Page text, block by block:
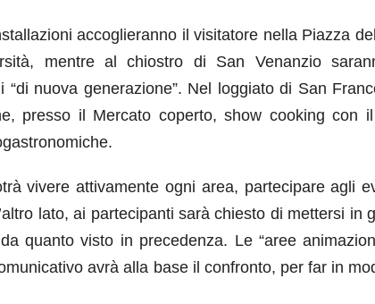
accoglieranno il visitatore nella Piazza
mentre al chiostro di San Venanzio
“di nuova generazione”. Nel loggiato di San
presso il Mercato coperto, show cooking con
vivere attivamente ogni area, partecipare agli
lato, ai partecipanti sarà chiesto di mettersi
quanto visto in precedenza. Le “aree
avrà alla base il confronto, per far in